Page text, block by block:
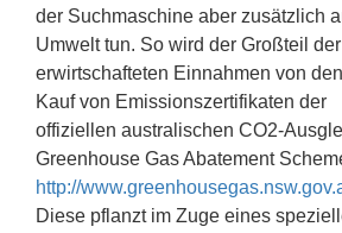
der Suchmaschine aber zusätzlich
Umwelt tun. So wird der Großteil der
erwirtschafteten Einnahmen von
Kauf von Emissionszertifikaten der
offiziellen australischen CO2-
Greenhouse Gas Abatement
http://
Diese pflanzt im Zuge eines